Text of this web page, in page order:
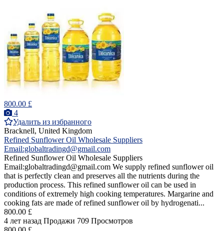
800.00 £
4
Удалить из избранного
Bracknell, United Kingdom
Refined Sunflower Oil Wholesale Suppliers
Email:globaltradingd@gmail.com
Refined Sunflower Oil Wholesale Suppliers
Email:globaltradingd@gmail.com We supply refined sunflower oil
that is perfectly clean and preserves all the nutrients during the
production process. This refined sunflower oil can be used in
conditions of extremely high cooking temperatures. Margarine and
cooking fats are made of refined sunflower oil by hydrogenati...
800.00 £
4 лет назад Продажи 709 Просмотров